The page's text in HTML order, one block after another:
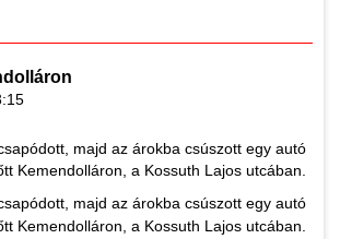
majd az árokba csúszott egy autó
Kemendolláron, a Kossuth Lajos utcában.
majd az árokba csúszott egy autó
Kemendolláron, a Kossuth Lajos utcában.